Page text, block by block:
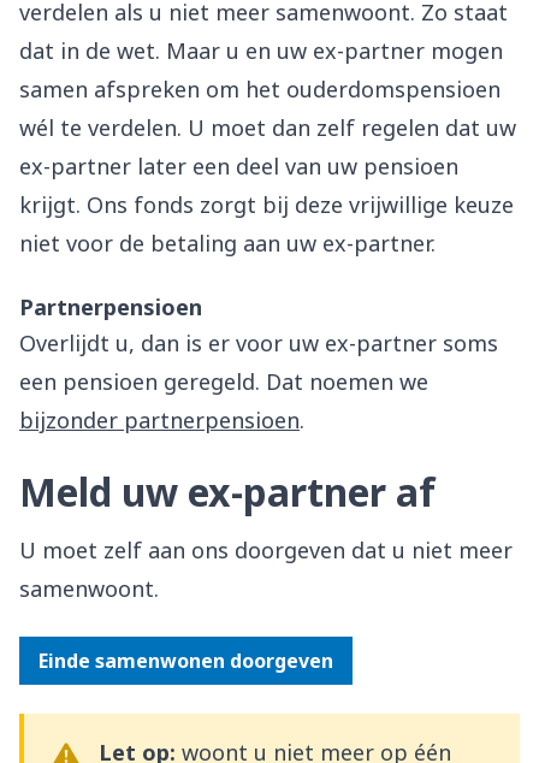
verdelen als u niet meer samenwoont. Zo staat
dat in de wet. Maar u en uw ex-partner mogen
samen afspreken om het ouderdomspensioen
wél te verdelen. U moet dan zelf regelen dat uw
ex-partner later een deel van uw pensioen
krijgt. Ons fonds zorgt bij deze vrijwillige keuze
niet voor de betaling aan uw ex-partner.
Partnerpensioen
Overlijdt u, dan is er voor uw ex-partner soms
een pensioen geregeld. Dat noemen we
bijzonder partnerpensioen.
Meld uw ex-partner af
U moet zelf aan ons doorgeven dat u niet meer
samenwoont.
Einde samenwonen doorgeven
Let op: woont u niet meer op één